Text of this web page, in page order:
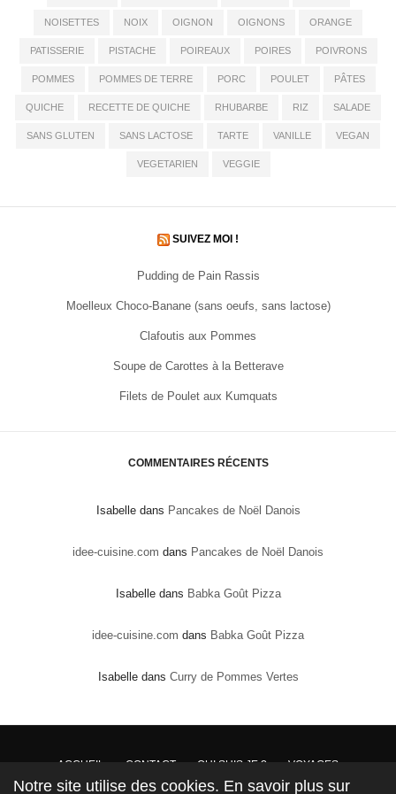
NOISETTES NOIX OIGNON OIGNONS ORANGE
PATISSERIE PISTACHE POIREAUX POIRES POIVRONS
POMMES POMMES DE TERRE PORC POULET PÂTES
QUICHE RECETTE DE QUICHE RHUBARBE RIZ SALADE
SANS GLUTEN SANS LACTOSE TARTE VANILLE VEGAN
VEGETARIEN VEGGIE
SUIVEZ MOI !
Pudding de Pain Rassis
Moelleux Choco-Banane (sans oeufs, sans lactose)
Clafoutis aux Pommes
Soupe de Carottes à la Betterave
Filets de Poulet aux Kumquats
COMMENTAIRES RÉCENTS
Isabelledans Pancakes de Noël Danois
idee-cuisine.com dans Pancakes de Noël Danois
Isabelledans Babka Goût Pizza
idee-cuisine.com dans Babka Goût Pizza
Isabelledans Curry de Pommes Vertes
ACCUEIL CONTACT QUI SUIS JE ? VOYAGES
DROITS DE PROPRIÉTÉ : Conformément à la loi, les textes, recettes et photos sont la
Notre site utilise des cookies. En savoir plus sur